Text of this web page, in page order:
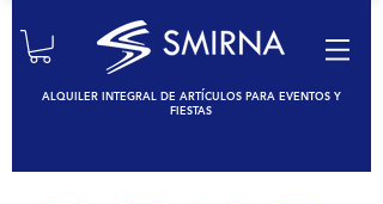
ALQUILER INTEGRAL DE ARTÍCULOS PARA EVENTOS Y
FIESTAS